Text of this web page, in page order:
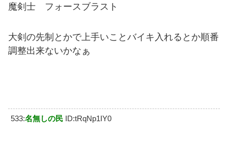
魔剣士 フォースブラスト
大剣の先制とかで上手いことバイキ入れるとか順番
調整出来ないかなぁ
533:名無しの民 ID:tRqNp1IY0